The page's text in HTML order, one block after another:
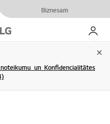
Biznesam
Mans
un Konfidencialitātes